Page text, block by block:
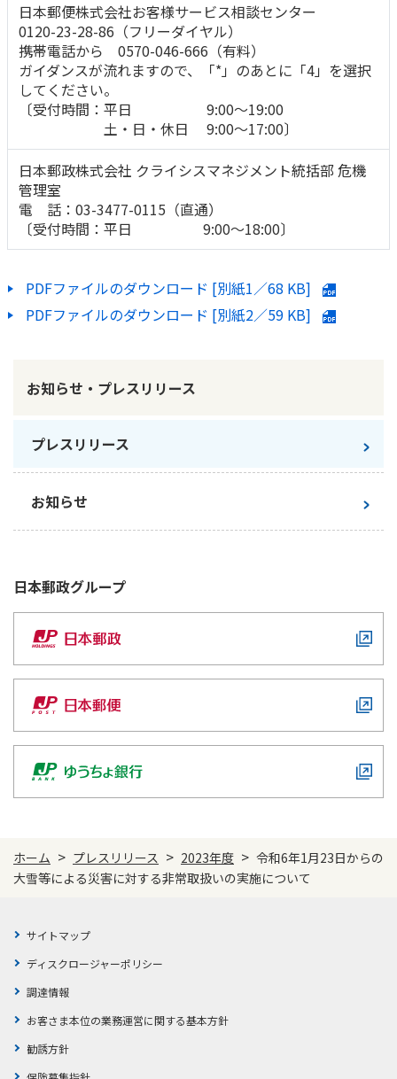
日本郵便株式会社お客様サービス相談センター
0120-23-28-86（フリーダイヤル）
携帯電話から 0570-046-666（有料）
ガイダンスが流れますので、「*」のあとに「4」を選択
してください。
〔受付時間：平日 9:00～19:00
土・日・休日 9:00～17:00〕
日本郵政株式会社 クライシスマネジメント統括部 危機
管理室
電 話：03-3477-0115（直通）
〔受付時間：平日 9:00～18:00〕
PDFファイルのダウンロード [別紙1／68 KB]
PDFファイルのダウンロード [別紙2／59 KB]
お知らせ・プレスリリース
プレスリリース
お知らせ
日本郵政グループ
ホーム > プレスリリース > 2023年度 > 令和6年1月23日からの
大雪等による災害に対する非常取扱いの実施について
サイトマップ
ディスクロージャーポリシー
調達情報
お客さま本位の業務運営に関する基本方針
勧誘方針